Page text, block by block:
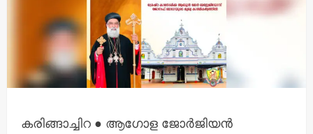
കരിങ്ങാച്ചിറ ● ആഗോള ജോർജിയൻ